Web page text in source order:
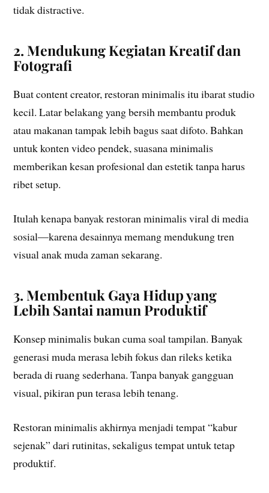
tidak distractive.
2. Mendukung Kegiatan Kreatif dan
Fotografi
Buat content creator, restoran minimalis itu ibarat studio
kecil. Latar belakang yang bersih membantu produk
atau makanan tampak lebih bagus saat difoto. Bahkan
untuk konten video pendek, suasana minimalis
memberikan kesan profesional dan estetik tanpa harus
ribet setup.
Itulah kenapa banyak restoran minimalis viral di media
sosial—karena desainnya memang mendukung tren
visual anak muda zaman sekarang.
3. Membentuk Gaya Hidup yang
Lebih Santai namun Produktif
Konsep minimalis bukan cuma soal tampilan. Banyak
generasi muda merasa lebih fokus dan rileks ketika
berada di ruang sederhana. Tanpa banyak gangguan
visual, pikiran pun terasa lebih tenang.
Restoran minimalis akhirnya menjadi tempat “kabur
sejenak” dari rutinitas, sekaligus tempat untuk tetap
produktif.